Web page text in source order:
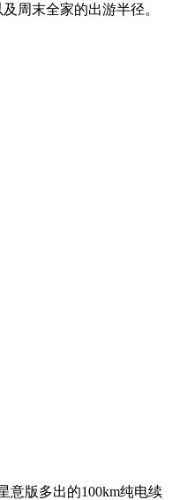
及周末全家的出游半径。
意版多出的100km纯电续